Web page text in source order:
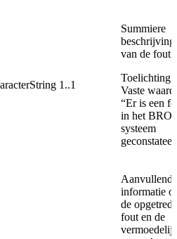
1..1
Summiere
beschrijving
van de fout.
Toelichting:
Vaste
“Er is een
in het BRO-
systeem
Aanvullende
informatie
de
fout en de